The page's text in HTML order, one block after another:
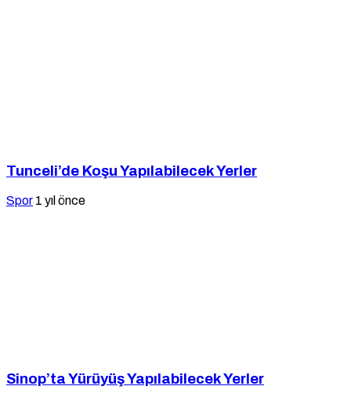
Tunceli’de Koşu Yapılabilecek Yerler
Spor 1 yıl önce
Sinop’ta Yürüyüş Yapılabilecek Yerler